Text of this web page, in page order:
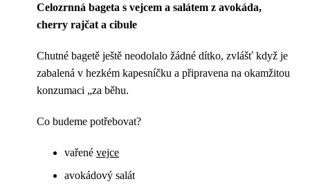
Celozrnná bageta s vejcem a salátem z avokáda,
cherry rajčat a cibule
Chutné bagetě ještě neodolalo žádné dítko, zvlášť když je
zabalená v hezkém kapesníčku a připravena na okamžitou
konzumaci „za běhu.
Co budeme potřebovat?
vařené vejce
avokádový salát